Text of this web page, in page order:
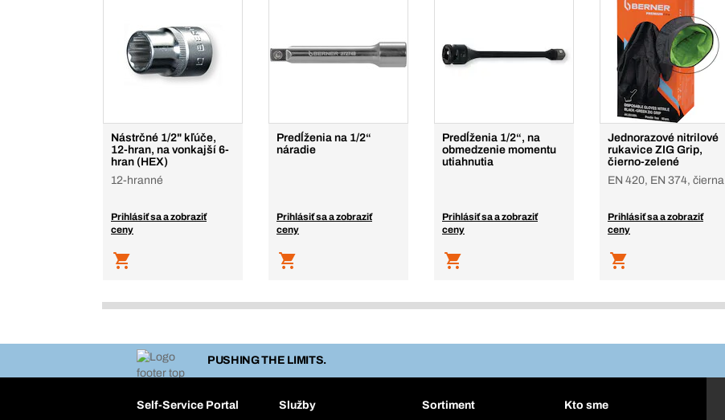
Nástrčné 1/2" kľúče,
12-hran, na vonkajší 6-
hran (HEX)
12-hranné
Prihlásiť sa a zobraziť
ceny
Predĺženia na 1/2“
náradie
Prihlásiť sa a zobraziť
ceny
Predĺženia 1/2“, na
obmedzenie momentu
utiahnutia
Prihlásiť sa a zobraziť
ceny
Jednorazové nitrilové
rukavice ZIG Grip,
čierno-zelené
EN 420, EN 374, čierna
Prihlásiť sa a zobraziť
ceny
PUSHING THE LIMITS.
Self-Service Portal Služby Sortiment Kto sme